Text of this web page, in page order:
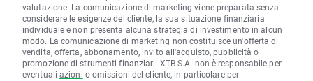
valutazione. La comunicazione di marketing viene preparata senza
considerare le esigenze del cliente, la sua situazione finanziaria
individuale e non presenta alcuna strategia di investimento in alcun
modo. La comunicazione di marketing non costituisce un'offerta di
vendita, offerta, abbonamento, invito all'acquisto, pubblicità o
promozione di strumenti finanziari. XTB S.A. non è responsabile per
eventuali azioni o omissioni del cliente, in particolare per